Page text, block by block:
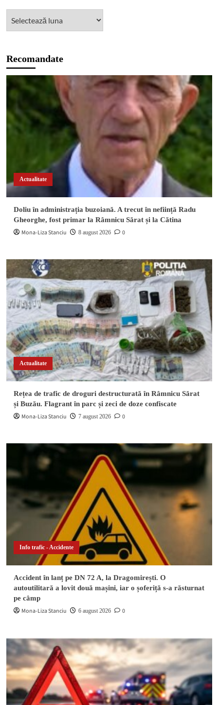
Recomandate
Actualitate
Doliu în administrația buzoiană. A trecut în neființă Radu
Gheorghe, fost primar la Râmnicu Sărat și la Cătina
Mona-Liza Stanciu 8 august 2026 0
Actualitate
Rețea de trafic de droguri destructurată în Râmnicu Sărat
și Buzău. Flagrant în parc și zeci de doze confiscate
Mona-Liza Stanciu 7 august 2026 0
Info trafic - Accidente
Accident în lanț pe DN 72 A, la Dragomirești. O
autoutilitară a lovit două mașini, iar o șoferiță s-a răsturnat
pe câmp
Mona-Liza Stanciu 6 august 2026 0